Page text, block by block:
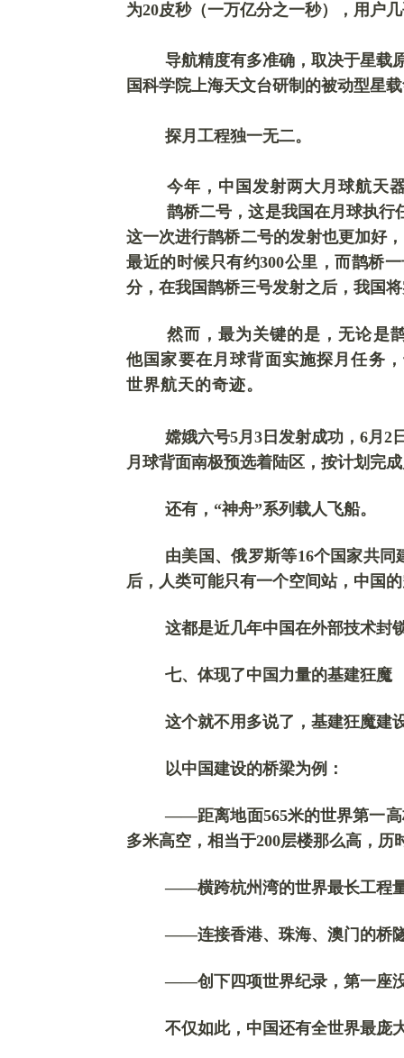
为20皮秒（一万亿分之一秒），用户
导航精度有多准确，取决于星载
国科学院上海天文台研制的被动型星
探月工程独一无二。
今年， 中国发射两大月球航天
鹊桥二号 ，这是我国在月球执行
这一次进行鹊桥二号的发射也更加好
最近的时候只有约300公里，而鹊桥
分，在我国鹊桥三号发射之后，我国
然而，最为关键的是，无论是
他国家要在月球背面实施探月任务
世界航天的奇迹。
嫦娥六号5月3日发射成功，6月2
月球背面南极预选着陆区，按计划完
还有， “神舟”系列载人飞船。
由美国、俄罗斯等16个国家共
后，人类可能只有一个空间站，中国
这都是近几年中国在外部技术封
七、体现了中国 力量的基建狂魔
这个就不用多说了，基建狂魔建
以中国建设的桥梁为例：
——距离地面565米的世界第一高
多米高空，相当于200层楼那么高，
——横跨杭州湾的世界最长工程
——连接香港、珠海、澳门的桥
——创下四项世界纪录，第一座
不仅如此，中国还有全世界最庞